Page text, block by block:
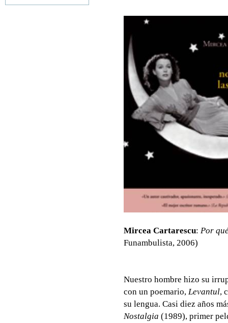
Mircea Cartarescu: Por
Funambulista, 2006)
Nuestro hombre hizo su
con un poemario, Levantul,
su lengua. Casi diez años
Nostalgia (1989), primer